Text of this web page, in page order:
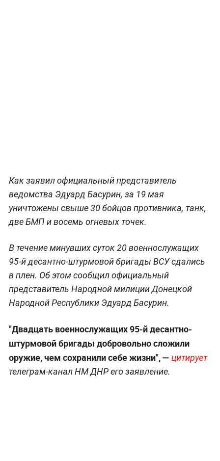
Как заявил официальный представитель
ведомства Эдуард Басурин, за 19 мая
уничтожены свыше 30 бойцов противника, танк,
две БМП и восемь огневых точек.
В течение минувших суток 20 военнослужащих
95-й десантно-штурмовой бригады ВСУ сдались
в плен. Об этом сообщил официальный
представитель Народной милиции Донецкой
Народной Республики Эдуард Басурин.
"Двадцать военнослужащих 95-й десантно-
штурмовой бригады добровольно сложили
оружие, чем сохранили себе жизни", — цитирует
телеграм-канал НМ ДНР его заявление.